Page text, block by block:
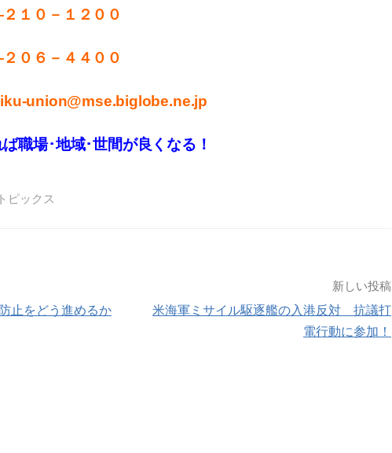
１０－１２００
２０６－４４００
union@mse.biglobe.ne.jp
職場･地域･世間が良くなる！
トピックス
止をどう進めるか
新しい投稿
米海軍ミサイル駆逐艦の入港反対 抗議打
電行動に参加！